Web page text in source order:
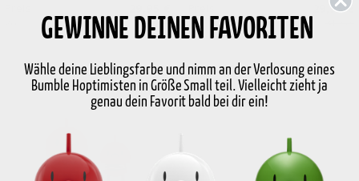
34,95 €
29,95 €
Vor
GEWINNE DEINEN FAVORITEN
Wähle deine Lieblingsfarbe und nimm an der Verlosung eines
Bumble Hoptimisten in Größe Small teil. Vielleicht zieht ja
genau dein Favorit bald bei dir ein!